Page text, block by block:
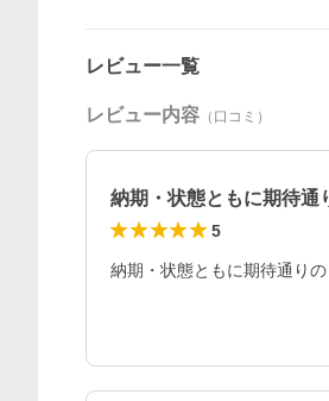
レビュー一覧
レビュー内容 （口コミ）
納期・状態ともに期待
5
納期・状態ともに期待通り